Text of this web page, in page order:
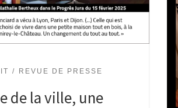
REVUE DE PRESSE
de la ville, une